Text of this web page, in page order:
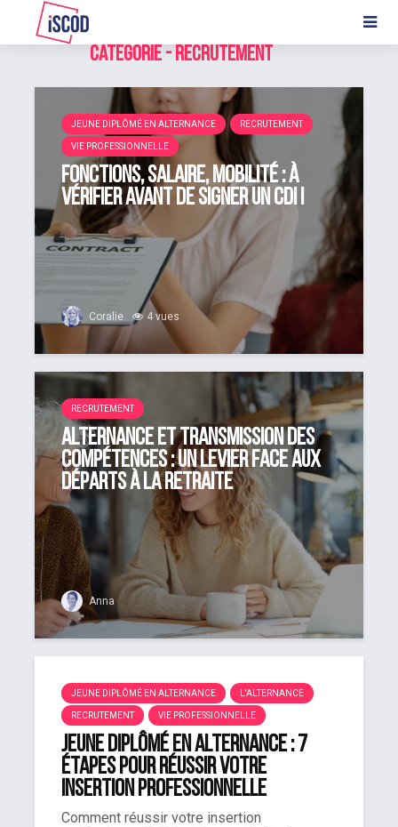
Catégorie - Recrutement
JEUNE DIPLÔMÉ EN ALTERNANCE RECRUTEMENT
VIE PROFESSIONNELLE
Fonctions, salaire, mobilité : à
vérifier avant de signer un CDI !
Coralie 4 vues
RECRUTEMENT
Alternance et transmission des
compétences : un levier face aux
départs à la retraite
Anna
JEUNE DIPLÔMÉ EN ALTERNANCE L'ALTERNANCE
RECRUTEMENT VIE PROFESSIONNELLE
Jeune diplômé en alternance : 7
étapes pour réussir votre
insertion professionnelle
Comment réussir votre insertion